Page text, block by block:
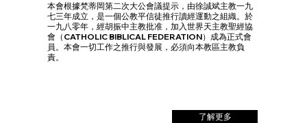
本會根據梵蒂岡第二次大公會議提示，由徐誠斌主教一九
七三年成立，是一個公教平信徒推行讀經運動之組織。於
一九八零年，經胡振中主教批准，加入世界天主教聖經協
會（CATHOLIC BIBLICAL FEDERATION）成為正式會
員。本會一切工作之推行與發展，必須向本教區主教負
責。
了解更多